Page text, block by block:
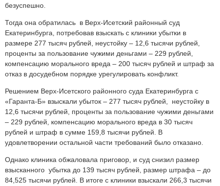
безуспешно.
Тогда она обратилась в Верх-Исетский районный суд
Екатеринбурга, потребовав взыскать с клиники убытки в
размере 277 тысяч рублей, неустойку – 12,6 тысячи рублей,
проценты за пользование чужими деньгами – 229 рублей,
компенсацию морального вреда – 200 тысяч рублей и штраф за
отказ в досудебном порядке урегулировать конфликт.
Решением Верх-Исетского районного суда Екатеринбурга с
«Гаранта-Б» взыскали убыток – 277 тысяч рублей, неустойку в
12,6 тысячи рублей, проценты за пользование чужими деньгами
– 229 рублей, компенсацию морального вреда в 30 тысяч
рублей и штраф в сумме 159,8 тысячи рублей. В
удовлетворении остальной части требований было отказано.
Однако клиника обжаловала приговор, и суд снизил размер
взысканного убытка до 139 тысяч рублей, размер штрафа – до
84,525 тысячи рублей. В итоге с клиники взыскали 266,3 тысячи